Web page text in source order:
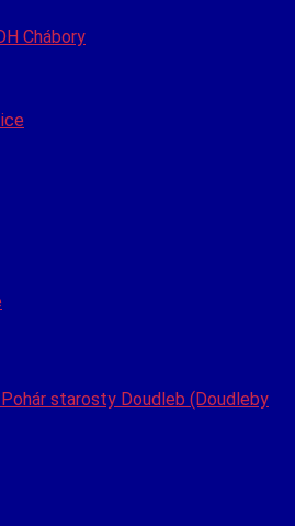
Chábory
starosty Doudleb (Doudleby